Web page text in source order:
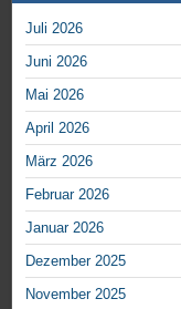
Juli 2026
Juni 2026
Mai 2026
April 2026
März 2026
Februar 2026
Januar 2026
Dezember 2025
November 2025